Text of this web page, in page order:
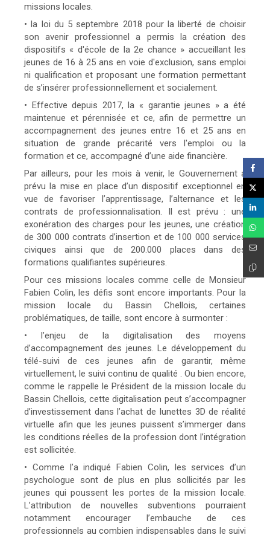
missions locales.
• la loi du 5 septembre 2018 pour la liberté de choisir
son avenir professionnel a permis la création des
dispositifs « d'école de la 2e chance » accueillant les
jeunes de 16 à 25 ans en voie d'exclusion, sans emploi
ni qualification et proposant une formation permettant
de s’insérer professionnellement et socialement.
• Effective depuis 2017, la « garantie jeunes » a été
maintenue et pérennisée et ce, afin de permettre un
accompagnement des jeunes entre 16 et 25 ans en
situation de grande précarité vers l'emploi ou la
formation et ce, accompagné d’une aide financière.
Par ailleurs, pour les mois à venir, le Gouvernement a
prévu la mise en place d’un dispositif exceptionnel en
vue de favoriser l’apprentissage, l’alternance et les
contrats de professionnalisation. Il est prévu : une
exonération des charges pour les jeunes, une création
de 300 000 contrats d’insertion et de 100 000 services
civiques ainsi que de 200.000 places dans des
formations qualifiantes supérieures.
Pour ces missions locales comme celle de Monsieur
Fabien Colin, les défis sont encore importants. Pour la
mission locale du Bassin Chellois, certaines
problématiques, de taille, sont encore à surmonter :
• l’enjeu de la digitalisation des moyens
d’accompagnement des jeunes. Le développement du
télé-suivi de ces jeunes afin de garantir, même
virtuellement, le suivi continu de qualité . Ou bien encore,
comme le rappelle le Président de la mission locale du
Bassin Chellois, cette digitalisation peut s’accompagner
d’investissement dans l’achat de lunettes 3D de réalité
virtuelle afin que les jeunes puissent s’immerger dans
les conditions réelles de la profession dont l’intégration
est sollicitée.
• Comme l’a indiqué Fabien Colin, les services d’un
psychologue sont de plus en plus sollicités par les
jeunes qui poussent les portes de la mission locale.
L’attribution de nouvelles subventions pourraient
notamment encourager l’embauche de ces
professionnels au combien indispensables dans le suivi